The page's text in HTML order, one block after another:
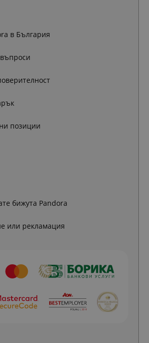
в България
позиции
бижута Pandora
или рекламация